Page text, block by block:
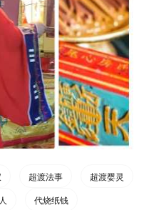
超渡法事
超渡婴灵
代烧纸钱